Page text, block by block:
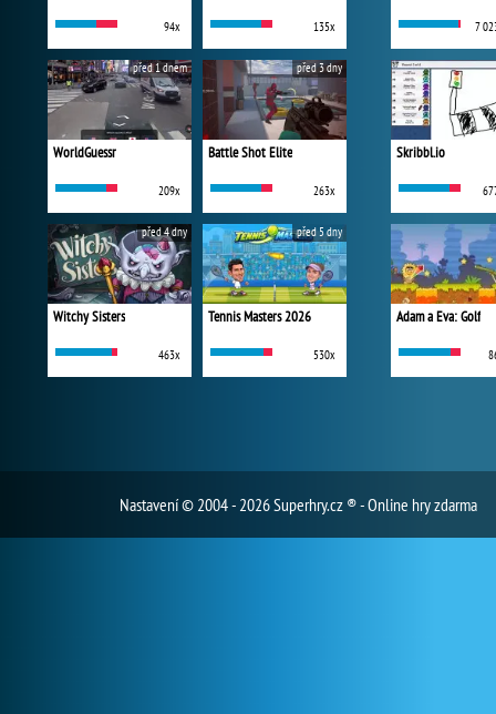
94x 135x
WorldGuessr
209x
před 1 dnem
Battle Shot Elite
263x
před 3 dny
Witchy Sisters
463x
před 4 dny
Tennis Masters 2026
530x
před 5 dny
7
Skribbl.io
Adam a Eva: Golf
Nastavení© 2004 - 2026 Superhry.cz ® - Online hry zdarma